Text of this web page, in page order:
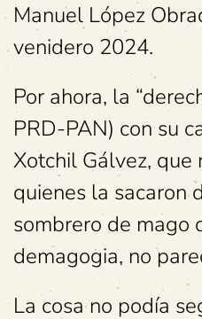
Manuel López
venidero 2024.
Por ahora, la
PRD-PAN) con su
Xotchil Gálvez, que
quienes la sacaron
sombrero de mago
demagogia, no
La cosa no podía